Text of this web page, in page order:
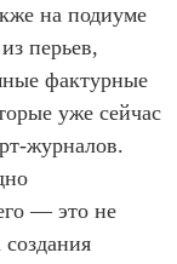
на подиуме
перьев,
фактурные
уже сейчас
журналов.
— это не